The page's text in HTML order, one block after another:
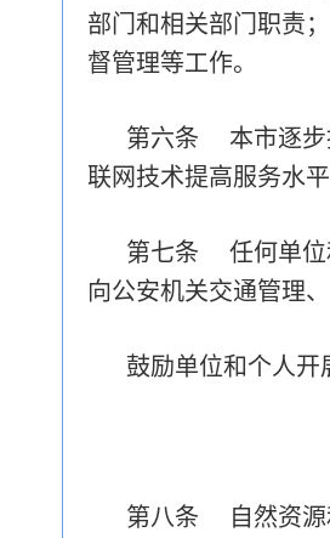
部门和相关部门职责
督管理等工作。
第六条 本市逐步
联网技术提高服务水
第七条 任何单位
向公安机关交通管理
鼓励单位和个人开
第八条 自然资源